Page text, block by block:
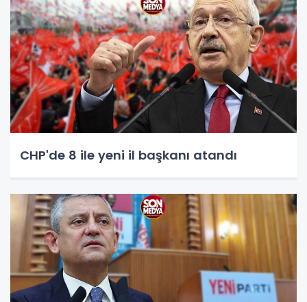
CHP'de 8 ile yeni il başkanı atandı